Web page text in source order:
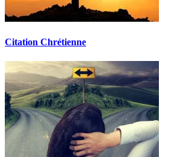
Citation Chrétienne